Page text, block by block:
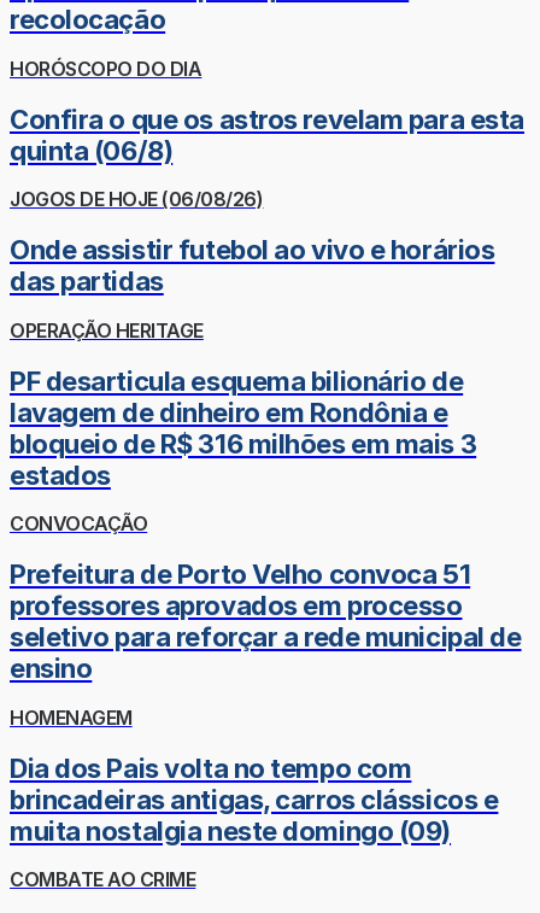
recolocação
HORÓSCOPO DO DIA
Confira o que os astros revelam para esta
quinta (06/8)
JOGOS DE HOJE (06/08/26)
Onde assistir futebol ao vivo e horários
das partidas
OPERAÇÃO HERITAGE
PF desarticula esquema bilionário de
lavagem de dinheiro em Rondônia e
bloqueio de R$ 316 milhões em mais 3
estados
CONVOCAÇÃO
Prefeitura de Porto Velho convoca 51
professores aprovados em processo
seletivo para reforçar a rede municipal de
ensino
HOMENAGEM
Dia dos Pais volta no tempo com
brincadeiras antigas, carros clássicos e
muita nostalgia neste domingo (09)
COMBATE AO CRIME